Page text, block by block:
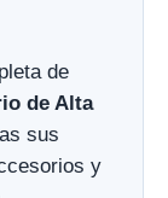
de
de Alta
sus
y